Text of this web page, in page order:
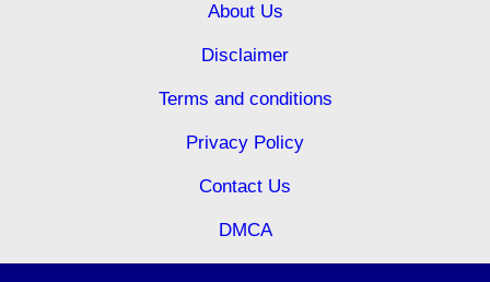
About Us
Disclaimer
Terms and conditions
Privacy Policy
Contact Us
DMCA